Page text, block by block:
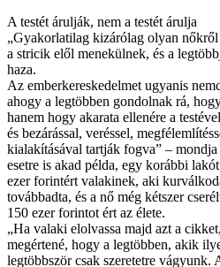
A testét árulják, nem a testét árulja
„Gyakorlatilag kizárólag olyan
a stricik elől menekülnek, és a
haza.
Az emberkereskedelmet ugyanis
ahogy a legtöbben gondolnak rá,
hanem hogy akarata ellenére a
és bezárással, veréssel,
kialakításával tartják fogva” –
esetre is akad példa, egy korábbi
ezer forintért valakinek, aki
továbbadta, és a nő még kétszer
150 ezer forintot ért az élete.
„Ha valaki elolvassa majd azt a
megértené, hogy a legtöbben, akik
legtöbbször csak szeretetre vágyunk.